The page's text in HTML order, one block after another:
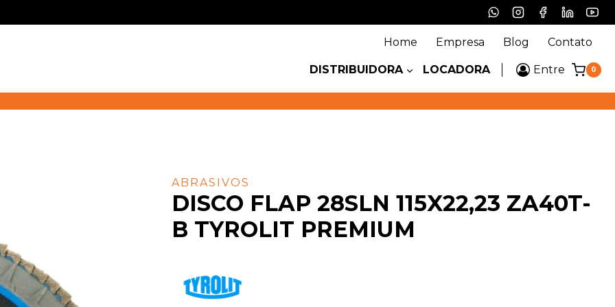
Home Empresa Blog Contato
DISTRIBUIDORA LOCADORA Entre 0
ABRASIVOS
DISCO FLAP 28SLN 115X22,23 ZA40T-
B TYROLIT PREMIUM